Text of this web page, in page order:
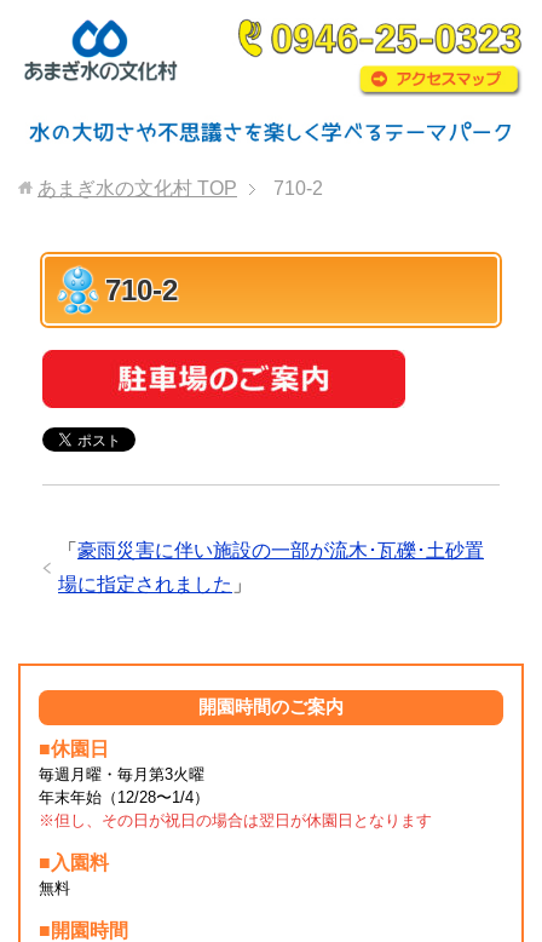
あまぎ水の文化村 TOP 710-2
710-2
「 豪雨災害に伴い施設の一部が流木･瓦礫･土砂置
場に指定されました 」
開園時間のご案内
■休園日
毎週月曜・毎月第3火曜
年末年始（12/28〜1/4）
※但し、その日が祝日の場合は翌日が休園日となります
■入園料
無料
■開園時間